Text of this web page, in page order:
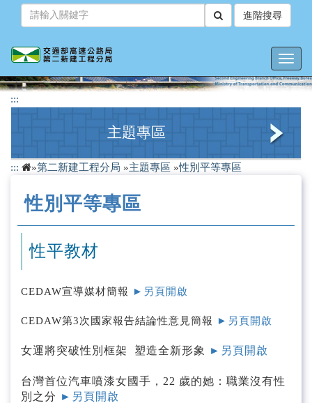
容
進階搜尋
:::
主題專區
檔案應用專區
性別平等專區
性騷擾防治專區
職業安全衛生專區
人權教育專區
::: »第二新建工程分局 »主題專區 »性別平等專區
性別平等專區
性平教材
CEDAW宣導媒材簡報 ►另頁開啟
CEDAW第3次國家報告結論性意見簡報 ►另頁開啟
女運將突破性別框架 塑造全新形象 ►另頁開啟
台灣首位汽車噴漆女國手，22 歲的她：職業沒有性
別之分 ►另頁開啟